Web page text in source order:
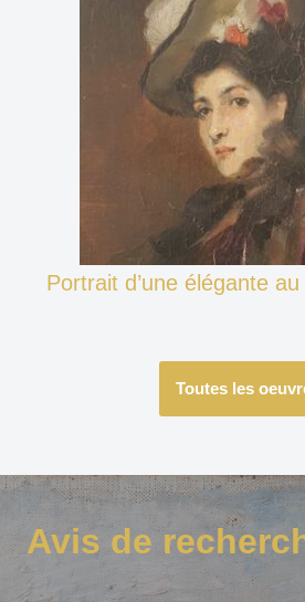
Portrait d’une élégante
Toutes les
Avis de